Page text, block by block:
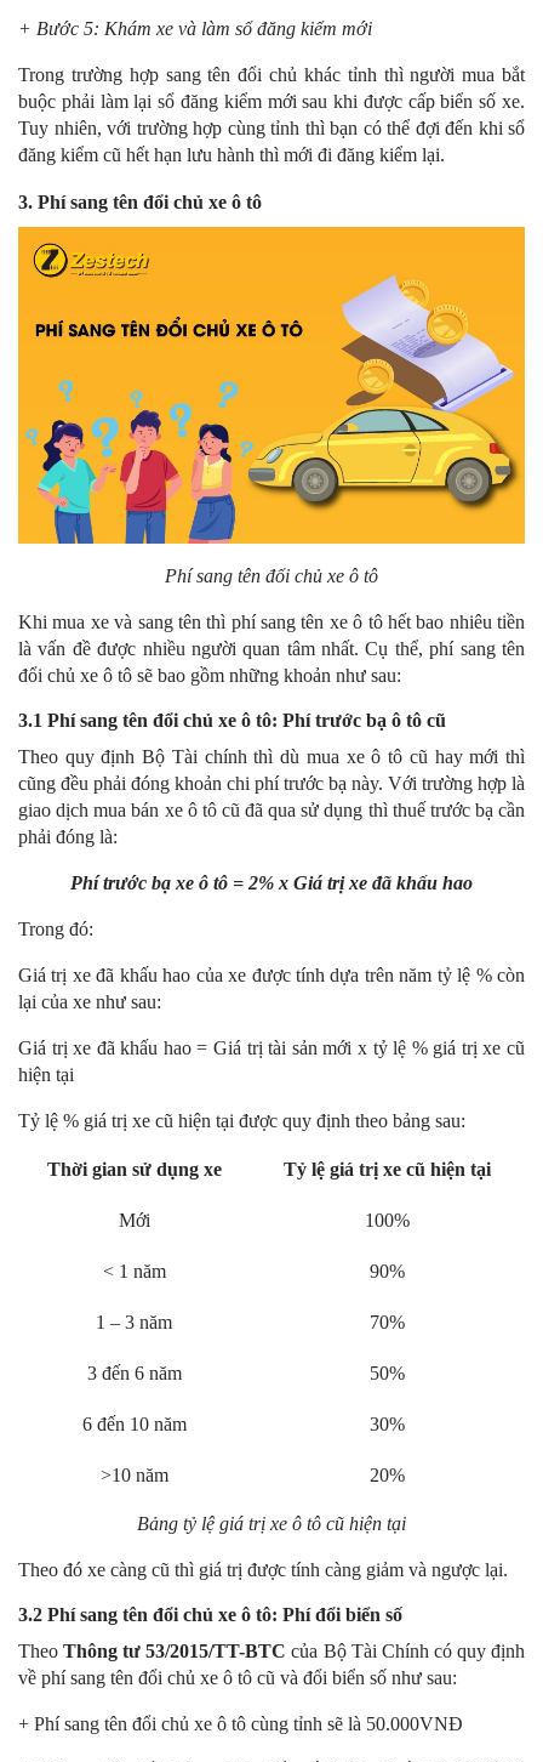
+ Bước 5: Khám xe và làm sổ đăng kiểm mới
Trong trường hợp sang tên đổi chủ khác tỉnh thì người mua bắt
buộc phải làm lại sổ đăng kiểm mới sau khi được cấp biển số xe.
Tuy nhiên, với trường hợp cùng tỉnh thì bạn có thể đợi đến khi sổ
đăng kiểm cũ hết hạn lưu hành thì mới đi đăng kiểm lại.
3. Phí sang tên đổi chủ xe ô tô
Phí sang tên đổi chủ xe ô tô
Khi mua xe và sang tên thì phí sang tên xe ô tô hết bao nhiêu tiền
là vấn đề được nhiều người quan tâm nhất. Cụ thể, phí sang tên
đổi chủ xe ô tô sẽ bao gồm những khoản như sau:
3.1 Phí sang tên đổi chủ xe ô tô: Phí trước bạ ô tô cũ
Theo quy định Bộ Tài chính thì dù mua xe ô tô cũ hay mới thì
cũng đều phải đóng khoản chi phí trước bạ này. Với trường hợp là
giao dịch mua bán xe ô tô cũ đã qua sử dụng thì thuế trước bạ cần
phải đóng là:
Phí trước bạ xe ô tô = 2% x Giá trị xe đã khấu hao
Trong đó:
Giá trị xe đã khấu hao của xe được tính dựa trên năm tỷ lệ % còn
lại của xe như sau:
Giá trị xe đã khấu hao = Giá trị tài sản mới x tỷ lệ % giá trị xe cũ
hiện tại
Tỷ lệ % giá trị xe cũ hiện tại được quy định theo bảng sau:
Thời gian sử dụng xe Tỷ lệ giá trị xe cũ hiện tại
Mới 100%
< 1 năm 90%
1 – 3 năm 70%
3 đến 6 năm 50%
6 đến 10 năm 30%
>10 năm 20%
Bảng tỷ lệ giá trị xe ô tô cũ hiện tại
Theo đó xe càng cũ thì giá trị được tính càng giảm và ngược lại.
3.2 Phí sang tên đổi chủ xe ô tô: Phí đổi biển số
TheoThông tư 53/2015/TT-BTC của Bộ Tài Chính có quy định
về phí sang tên đổi chủ xe ô tô cũ và đổi biển số như sau:
+ Phí sang tên đổi chủ xe ô tô cùng tỉnh sẽ là 50.000VNĐ